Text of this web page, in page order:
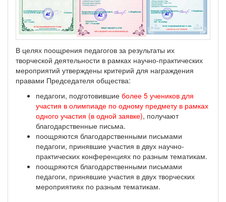
В целях поощрения педагогов за результаты их
творческой деятельности в рамках научно-практических
мероприятий утверждены критерий для награждения
правами Председателя общества:
педагоги, подготовившие более 5 учеников для
участия в олимпиаде по одному предмету в рамках
одного участия (в одной заявке), получают
благодарственные письма.
поощряются благодарственными письмами
педагоги, принявшие участия в двух научно-
практических конференциях по разным тематикам.
поощряются благодарственными письмами
педагоги, принявшие участия в двух творческих
мероприятиях по разным тематикам.